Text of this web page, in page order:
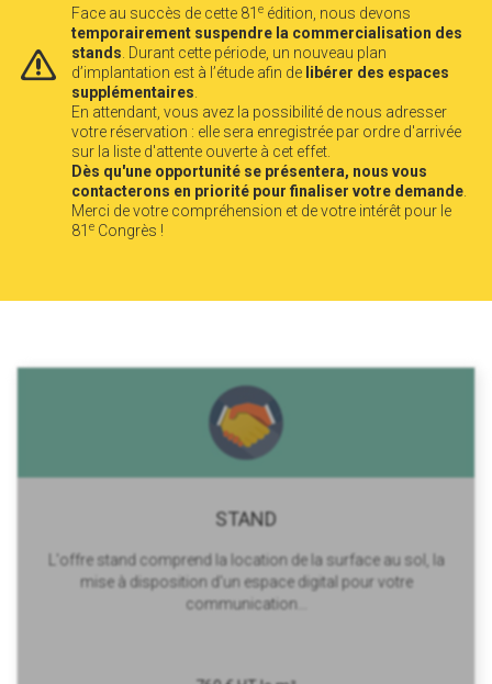
Face au succès de cette 81 e édition, nous devons
temporairement suspendre la commercialisation des
stands . Durant cette période, un nouveau plan
d’implantation est à l’étude afin de libérer des espaces
supplémentaires
En attendant, vous avez la possibilité de nous adresser
votre réservation : elle sera enregistrée par ordre d'arrivée
sur la liste d'attente ouverte à cet effet.
Dès qu'une opportunité se présentera, nous vous
contacterons en priorité pour finaliser votre demande
Merci de votre compréhension et de votre intérêt pour le
81 e Congrès !
STAND
L'offre stand comprend la location de la surface au sol, la
mise à disposition d'un espace digital pour votre
communication...